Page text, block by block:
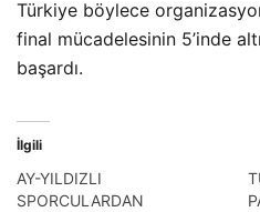
Türkiye böylece
final mücadelesinin 5’inde
başardı.
İlgili
AY-YILDIZLI
SPORCULARDAN